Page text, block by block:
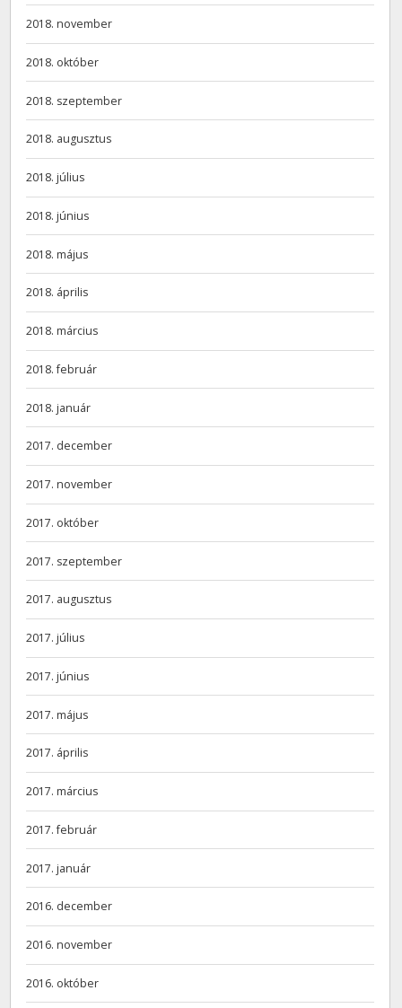
2018. november
2018. október
2018. szeptember
2018. augusztus
2018. július
2018. június
2018. május
2018. április
2018. március
2018. február
2018. január
2017. december
2017. november
2017. október
2017. szeptember
2017. augusztus
2017. július
2017. június
2017. május
2017. április
2017. március
2017. február
2017. január
2016. december
2016. november
2016. október